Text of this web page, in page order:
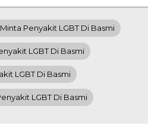
Penyakit LGBT Di Basmi
LGBT Di Basmi
LGBT Di Basmi
LGBT Di Basmi